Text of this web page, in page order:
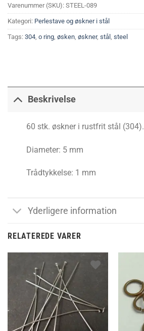
Varenummer (SKU): STEEL-089
Kategori: Perlestave og øskner i stål
Tags: 304 o ring øsken øskner, stål steel
Beskrivelse
60 stk. øskner i rustfrit stål (304).
Diameter: 5 mm
Trådtykkelse: 1 mm
Yderligere information
RELATEREDE VARER